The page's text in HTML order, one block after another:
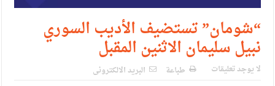
“شومان” تستضيف الأديب السوري
نبيل سليمان الاثنين المقبل
لا يوجد تعليقات طباعة البريد الالكترونى